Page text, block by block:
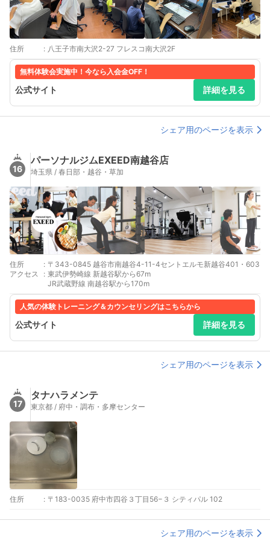
住所 : 八王子市南大沢2-27 フレスコ南大沢2F
無料体験会実施中！今なら入会金OFF！
公式サイト 詳細を見る
シェア用のページを表示
16
パーソナルジムEXEED南越谷店
埼玉県 / 春日部・越谷・草加
住所 : 〒343-0845 越谷市南越谷4-11-4セントエルモ新越谷401・603
アクセス
: 東武伊勢崎線 新越谷駅から67m
JR武蔵野線 南越谷駅から170m
人気の体験トレーニング＆カウンセリングはこちらから
公式サイト 詳細を見る
シェア用のページを表示
17
タナハラメンテ
東京都 / 府中・調布・多摩センター
住所 : 〒183-0035 府中市四谷３丁目56−３ シティパル 102
シェア用のページを表示